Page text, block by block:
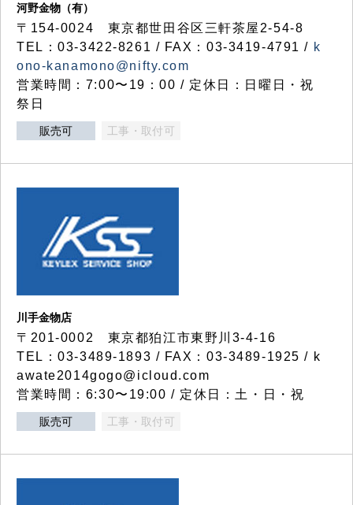
河野金物（有）
〒154-0024 東京都世田谷区三軒茶屋2-54-8
TEL：03-3422-8261 / FAX：03-3419-4791 / k
ono-kanamono@nifty.com
営業時間：7:00〜19：00 / 定休日：日曜日・祝
祭日
販売可 工事・取付可
川手金物店
〒201-0002 東京都狛江市東野川3-4-16
TEL：03-3489-1893 / FAX：03-3489-1925 / k
awate2014gogo@icloud.com
営業時間：6:30〜19:00 / 定休日：土・日・祝
販売可 工事・取付可